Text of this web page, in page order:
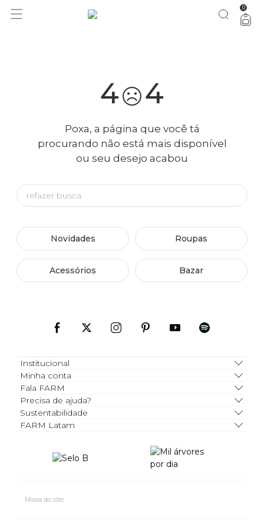
você merece 30% OFF pra comemorar com a gente aproveita! 0
4 4
Poxa, a página que você tá
procurando não está mais disponível
ou seu desejo acabou
Novidades Roupas
Acessórios Bazar
Institucional
Minha conta
Fala FARM
Precisa de ajuda?
Sustentabilidade
FARM Latam
Mapa do site